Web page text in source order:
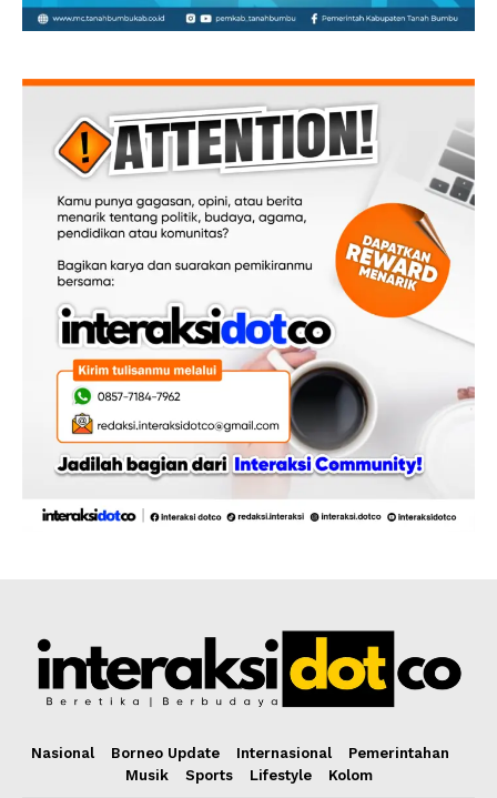
Nasional Borneo Update Internasional
Pemerintahan
Musik
Sports Lifestyle Kolom